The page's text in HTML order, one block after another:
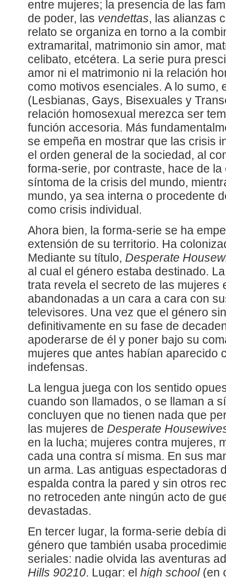
entre mujeres; la presencia de las
de poder, las vendettas, las alianzas
relato se organiza en torno a la
extramarital, matrimonio sin amor,
celibato, etcétera. La serie pura
amor ni el matrimonio ni la relación
como motivos esenciales. A lo sumo,
(Lesbianas, Gays, Bisexuales y
relación homosexual merezca ser
función accesoria. Más
se empeña en mostrar que las crisis
el orden general de la sociedad, al
forma-serie, por contraste, hace de
síntoma de la crisis del mundo,
mundo, ya sea interna o procedente
como crisis individual.
Ahora bien, la forma-serie se ha
extensión de su territorio. Ha
Mediante su título, Desperate
al cual el género estaba destinado.
trata revela el secreto de las mujeres
abandonadas a un cara a cara con
televisores. Una vez que el género
definitivamente en su fase de
apoderarse de él y poner bajo su
mujeres que antes habían aparecido
indefensas.
La lengua juega con los sentido
cuando son llamados, o se llaman a
concluyen que no tienen nada que
las mujeres de Desperate
en la lucha; mujeres contra mujeres,
cada una contra sí misma. En sus
un arma. Las antiguas espectadoras
espalda contra la pared y sin otros
no retroceden ante ningún acto de
devastadas.
En tercer lugar, la forma-serie debía
género que también usaba
seriales: nadie olvida las aventuras
Hills 90210. Lugar: el high school(en